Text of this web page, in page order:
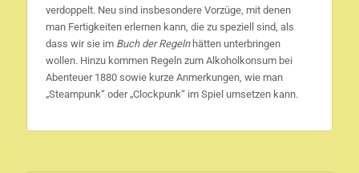
verdoppelt. Neu sind insbesondere Vorzüge, mit denen
man Fertigkeiten erlernen kann, die zu speziell sind, als
dass wir sie im Buch der Regelnhätten unterbringen
wollen. Hinzu kommen Regeln zum Alkoholkonsum bei
Abenteuer 1880 sowie kurze Anmerkungen, wie man
„Steampunk“ oder „Clockpunk“ im Spiel umsetzen kann.